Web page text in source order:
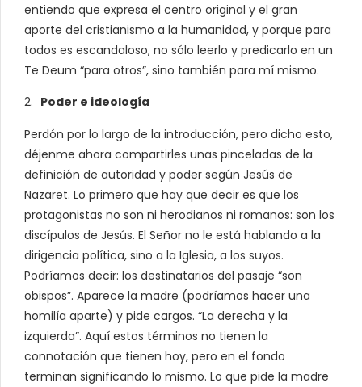
entiendo que expresa el centro original y el gran
aporte del cristianismo a la humanidad, y porque para
todos es escandaloso, no sólo leerlo y predicarlo en un
Te Deum “para otros”, sino también para mí mismo.
Poder e ideología
Perdón por lo largo de la introducción, pero dicho esto,
déjenme ahora compartirles unas pinceladas de la
definición de autoridad y poder según Jesús de
Nazaret. Lo primero que hay que decir es que los
protagonistas no son ni herodianos ni romanos: son los
discípulos de Jesús. El Señor no le está hablando a la
dirigencia política, sino a la Iglesia, a los suyos.
Podríamos decir: los destinatarios del pasaje “son
obispos”. Aparece la madre (podríamos hacer una
homilía aparte) y pide cargos. “La derecha y la
izquierda”. Aquí estos términos no tienen la
connotación que tienen hoy, pero en el fondo
terminan significando lo mismo. Lo que pide la madre